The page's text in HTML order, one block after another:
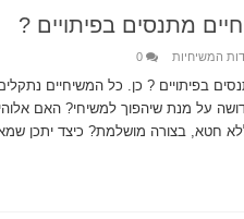
מתנסים בפיתויים ?
המשיחיות 0
על מנת שיהפוך למשיחי? האם
חטא, בצורה מושלמת? כיצד יתכן